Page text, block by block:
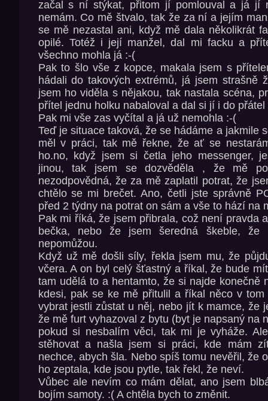
začal s ní stýkat, přitom jí pomlouval a já jí
nemám. Co mě štvalo, tak že za ní a jejím
se mě nezastal ani, když mě dala několikrát
opilé. Totéž i její manžel, dal mi facku a
všechno mohla já :-(
Pak to šlo vše z kopce, makala jsem s
hádali do takových extrémů, já jsem strašně
jsem ho viděla s nějakou, tak nastala scéna,
přítel jednu holku nabaloval a dal si jí i do přátel
Pak mi vše zas vyčítal a já už nemohla :-(
Teď je situace taková, že se hádáme a jakmile
měl v práci, tak mě řekne, že ať se
ho.no, když jsem si četla jeho messenger,
jinou, tak jsem se dozvěděla , že mě
nezodpovědná, že za mě zaplatil potrat, že
chtělo se mi brečet. Ano, četli jste správně
před 2 týdny na potrat on sám a vše to hází na
Pak mi říká, že jsem přibrala, což není pravda
bečka, nebo že jsem šeredná škeble,
nepomůžou.
Když už mě došli síly, řekla jsem mu, že
včera. A on byl celý šťastný a říkal, že bude
tam udělá to a hentamto, že si najde konečně
kdesi, pak se ke mě přitulil a říkal něco v
vybrat jestli zůstat u něj, nebo jít k mamce, že
že mě furt vyhazoval z bytu (byt je napsaný na
pokud si nesbalím věci, tak mi je vyháže.
stěhovat a našla jsem si práci, kde mám
nechce, abych šla. Nebo spíš tomu nevěřil, že
ho zeptala, kde jsou pytle, tak řekl, že neví.
Vůbec ale nevím co mám dělat, ano jsem
bojím samoty. :( A chtěla bych to změnit.